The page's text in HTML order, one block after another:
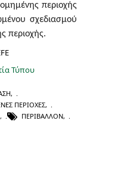
περιοχής
σχεδιασμού
περιοχής.
Τύπου
,
ΠΕΡΙΟΧΈΣ,
, ΠΕΡΙΒΆΛΛΟΝ,